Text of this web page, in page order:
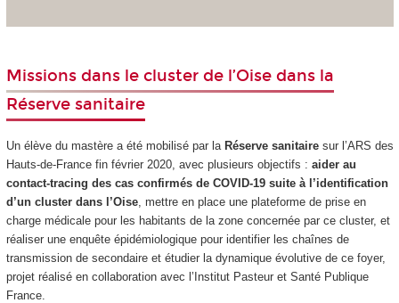
Missions dans le cluster de l’Oise dans la
Réserve sanitaire
Un élève du mastère a été mobilisé par la Réserve sanitairesur l’ARS des
Hauts-de-France fin février 2020, avec plusieurs objectifs : aider au
contact-tracing des cas confirmés de COVID-19 suite à l’identification
d’un cluster dans l’Oise, mettre en place une plateforme de prise en
charge médicale pour les habitants de la zone concernée par ce cluster, et
réaliser une enquête épidémiologique pour identifier les chaînes de
transmission de secondaire et étudier la dynamique évolutive de ce foyer,
projet réalisé en collaboration avec l’Institut Pasteur et Santé Publique
France.